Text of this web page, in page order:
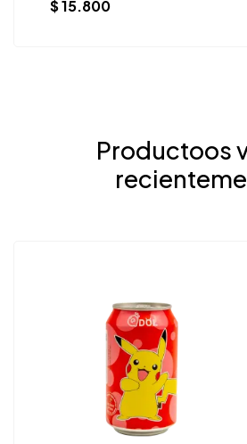
$15.800
Productoos